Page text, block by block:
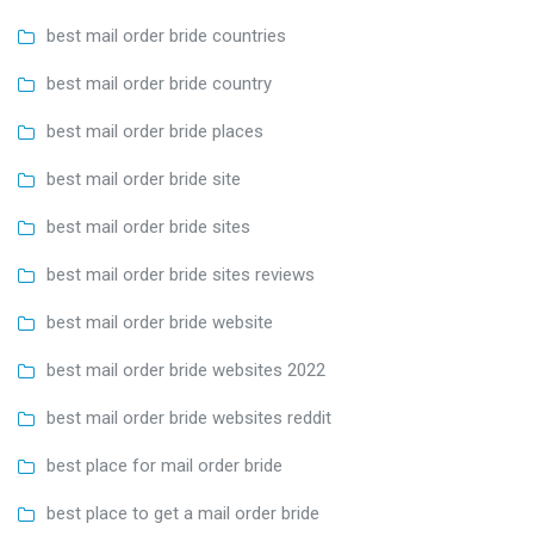
best mail order bride countries
best mail order bride country
best mail order bride places
best mail order bride site
best mail order bride sites
best mail order bride sites reviews
best mail order bride website
best mail order bride websites 2022
best mail order bride websites reddit
best place for mail order bride
best place to get a mail order bride